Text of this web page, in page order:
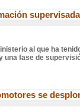
al que ha
una fase de
se